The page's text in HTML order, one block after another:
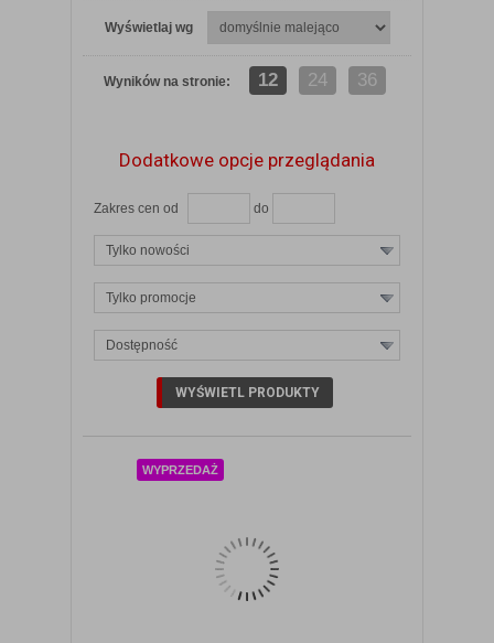
Wyświetlaj wg
Wyników na stronie: 12 24 36
Dodatkowe opcje przeglądania
Zakres cen od do
Tylko nowości
Tylko promocje
Dostępność
ZOBACZ SZCZEGÓŁY
WYPRZEDAŻ